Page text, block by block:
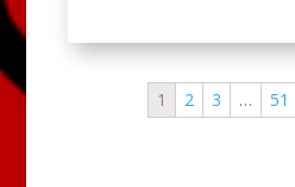
1 2 3 … 51